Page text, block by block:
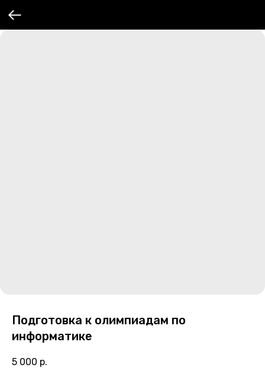
Подготовка к олимпиадам по
информатике
5 000 р.